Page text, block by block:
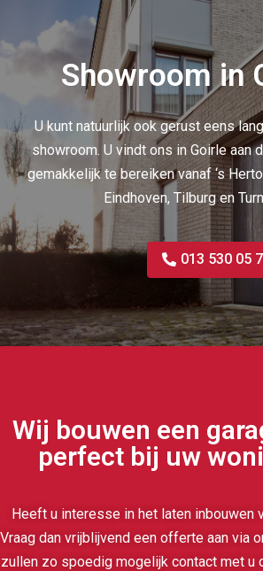
Showroom in
U kunt natuurlijk ook gerust eens
showroom. U vindt ons in Goirle aan
gemakkelijk te bereiken vanaf ‘s
Eindhoven, Tilburg en
013 530 05
Wij bouwen een
perfect bij uw
Heeft u interesse in het laten inbouwen
Vraag dan vrijblijvend een offerte aan via
zullen zo spoedig mogelijk contact met u